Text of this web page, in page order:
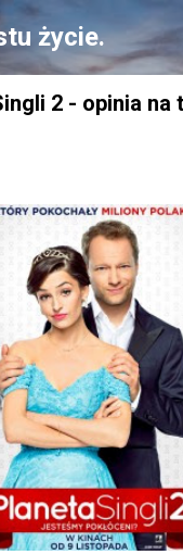
do głównej
życie.
2 - opinia na